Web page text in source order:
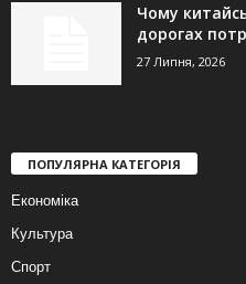
Чому
дорогах
27 Липня, 2026
ПОПУЛЯРНА КАТЕГОРІЯ
Економіка
Культура
Спорт